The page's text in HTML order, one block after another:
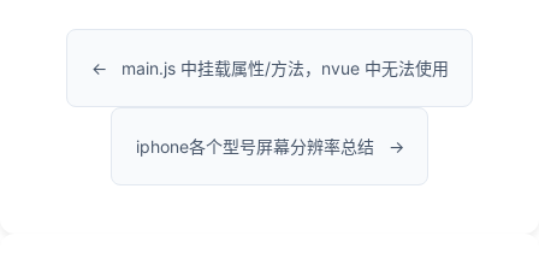
main.js 中挂载属性/方法，nvue 中无法使用
iphone各个型号屏幕分辨率总结